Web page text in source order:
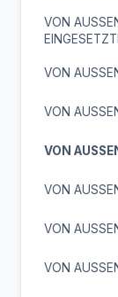
VON
VON
VON
VON
VON
VON
VON